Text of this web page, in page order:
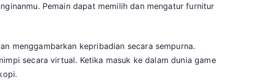
Pemain dapat memilih dan mengatur furnitur
menggambarkan kepribadian secara sempurna.
secara virtual. Ketika masuk ke dalam dunia game